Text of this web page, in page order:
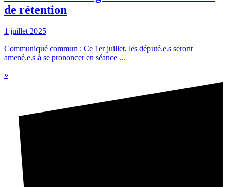
de rétention
1 juillet 2025
Communiqué commun : Ce 1er juillet, les député.e.s seront
amené.e.s à se prononcer en séance ...
»